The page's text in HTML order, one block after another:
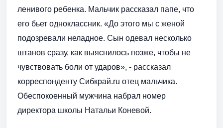
ленивого ребенка. Мальчик рассказал папе, что
его бьет одноклассник. «До этого мы с женой
подозревали неладное. Сын одевал несколько
штанов сразу, как выяснилось позже, чтобы не
чувствовать боли от ударов», - рассказал
корреспонденту Сибкрай.ru отец мальчика.
Обеспокоенный мужчина набрал номер
директора школы Натальи Коневой.